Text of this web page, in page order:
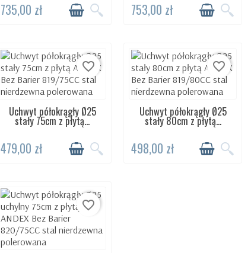
735,00 zł 753,00 zł
DOSTĘPNY 24H
favorite_border
Uchwyt półokrągły Ø25
stały 75cm z płytą...
479,00 zł
DOSTĘPNY 24H
favorite_border
Uchwyt półokrągły Ø25
stały 80cm z płytą...
498,00 zł
favorite_border